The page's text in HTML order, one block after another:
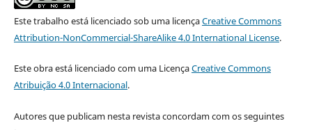
Este trabalho está licenciado sob uma licençaCreative Commons
Attribution-NonCommercial-ShareAlike 4.0 International License.
Este obra está licenciado com uma LicençaCreative Commons
Atribuição 4.0 Internacional.
Autores que publicam nesta revista concordam com os seguintes